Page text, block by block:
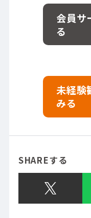
会員サ
る
未経験
みる
SHAREする